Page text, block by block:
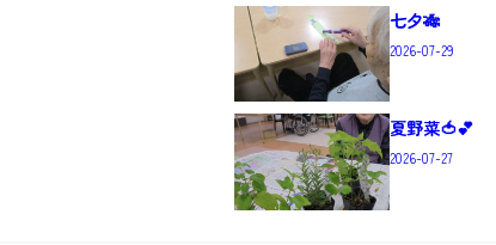
七夕🎋
2026-07-29
夏野菜🍅💕
2026-07-27